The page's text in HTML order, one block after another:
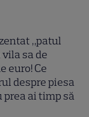
„patul
sa de
euro! Ce
despre piesa
prea ai timp să